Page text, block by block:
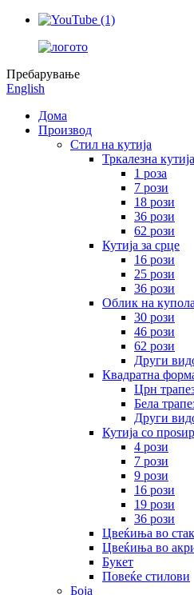
Пребарување
English
Дома
Производ
Стил на кутија
Тркалезна кутија
1 роза
7 рози
18 рози
36 рози
62 рози
Кутија за срце
16 рози
25 рози
36 рози
Облик на купола
30 рози
46 рози
62 рози
Други
Квадратна
Црн
Бела
Други
Кутија со
4 рози
7 рози
9 рози
16 рози
19 рози
36 рози
Цвеќиња во
Цвеќиња во
Букет
Повеќе стилови
Боја